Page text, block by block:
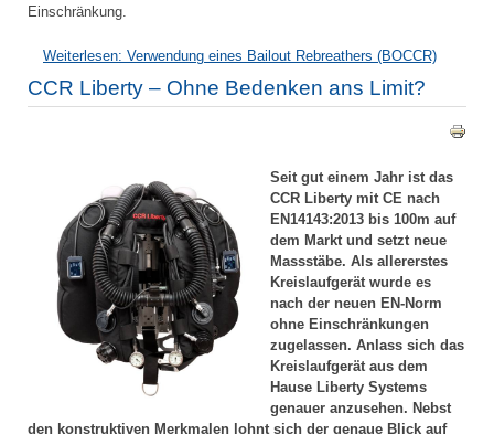
Einschränkung.
Weiterlesen: Verwendung eines Bailout Rebreathers (BOCCR)
CCR Liberty – Ohne Bedenken ans Limit?
Seit gut einem Jahr ist das
CCR Liberty mit CE nach
EN14143:2013 bis 100m auf
dem Markt und setzt neue
Massstäbe. Als allererstes
Kreislaufgerät wurde es
nach der neuen EN-Norm
ohne Einschränkungen
zugelassen. Anlass sich das
Kreislaufgerät aus dem
Hause Liberty Systems
genauer anzusehen. Nebst
den konstruktiven Merkmalen lohnt sich der genaue Blick auf